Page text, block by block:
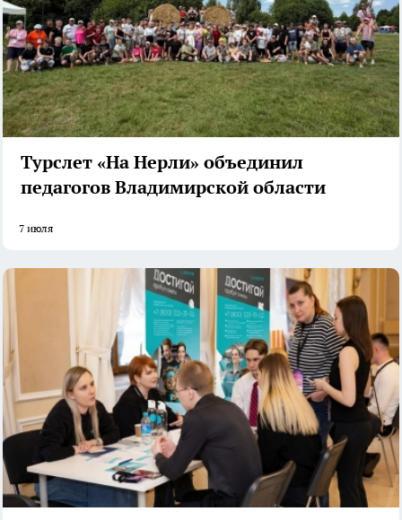
Турслет «На Нерли» объединил
педагогов Владимирской области
7 июля